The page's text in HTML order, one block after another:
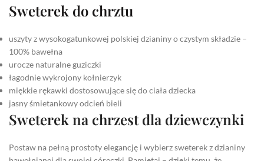
Sweterek do chrztu
uszyty z wysokogatunkowej polskiej dzianiny o czystym składzie –
100% bawełna
urocze naturalne guziczki
łagodnie wykrojony kołnierzyk
miękkie rękawki dostosowujące się do ciała dziecka
jasny śmietankowy odcień bieli
Sweterek na chrzest dla dziewczynki
Postaw na pełną prostoty elegancję i wybierz sweterek z dzianiny